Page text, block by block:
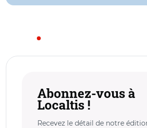
Abonnez-vous à
Localtis !
Recevez le détail de notre